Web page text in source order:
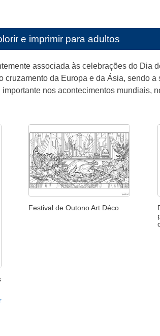
e imprimir para adultos
associada às celebrações do Dia
da Europa e da Ásia, sendo a
nos acontecimentos mundiais,
Festival de Outono Art Déco